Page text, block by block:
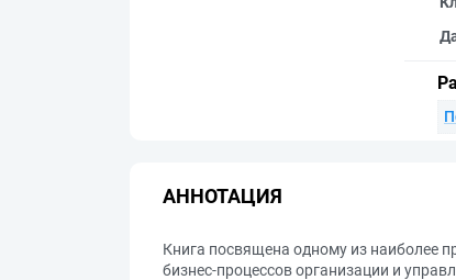
АННОТАЦИЯ
Книга посвящена одному из наиболее
бизнес-процессов организации и